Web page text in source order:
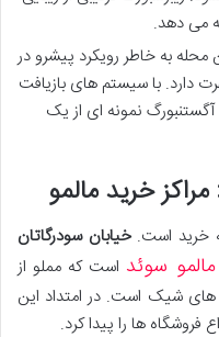
می دهد.
محله به خاطر رویکرد پیشرو در
دارد. با سیستم های بازیافت
آگستنبورگ نمونه ای از یک
خرید مالمو
خرید است.خیابان سودرگاتان
مالمو سوئد است که مملو از
شیک است. در امتداد این
فروشگاه ها را پیدا کرد.